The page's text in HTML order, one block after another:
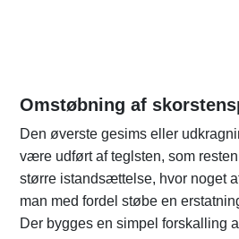
Omstøbning af
Den øverste gesims eller
være udført af teglsten, som
større istandsættelse, hvor noget
man med fordel støbe en
Der bygges en simpel forskalling